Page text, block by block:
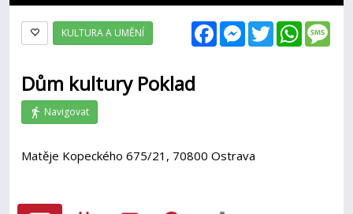
FacebookMessenger
Twitter
KULTURA A UMĚNÍ
Dům kultury Poklad
Navigovat
Matěje Kopeckého 675/21, 70800 Ostrava